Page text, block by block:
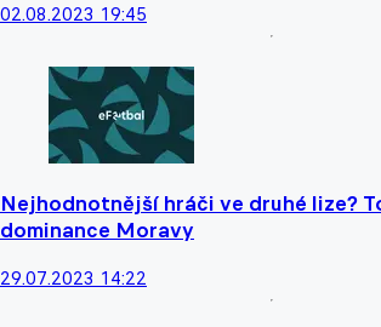
02.08.2023 19:45
Nejhodnotnější hráči ve druhé lize?
dominance Moravy
29.07.2023 14:22